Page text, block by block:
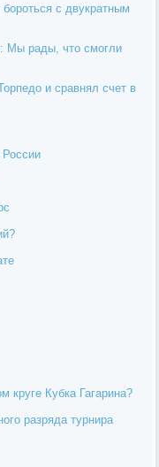
с двукратным
Мы рады, что смогли
и сравнял счет в
России
круге Кубка Гагарина?
разряда турнира